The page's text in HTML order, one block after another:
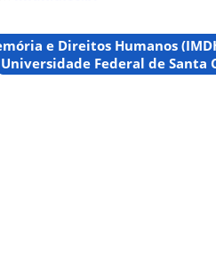
e Direitos Humanos
Universidade Federal de Santa